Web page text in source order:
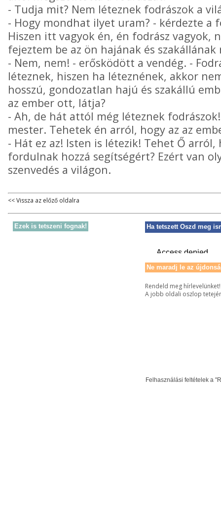
- Tudja mit? Nem léteznek fodrászok a
- Hogy mondhat ilyet uram? - kérdezte a
Hiszen itt vagyok én, én fodrász vagyok,
fejeztem be az ön hajának és
- Nem, nem! - erősködött a vendég. -
léteznek, hiszen ha léteznének, akkor
hosszú, gondozatlan hajú és szakállú
az ember ott, látja?
- Ah, de hát attól még léteznek
mester. Tehetek én arról, hogy az az
- Hát ez az! Isten is létezik! Tehet Ő
fordulnak hozzá segítségért? Ezért van
szenvedés a világon.
<< Vissza az előző oldalra
Ezek is tetszeni fognak! Ha tetszett Oszd meg
Ne maradj le az
Rendeld meg hírlevelünket!
A jobb oldali oszlop
Felhasználási feltételek a